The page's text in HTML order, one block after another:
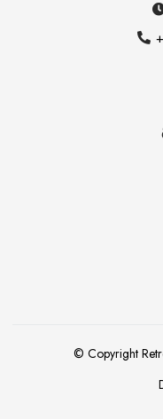
© Copyright